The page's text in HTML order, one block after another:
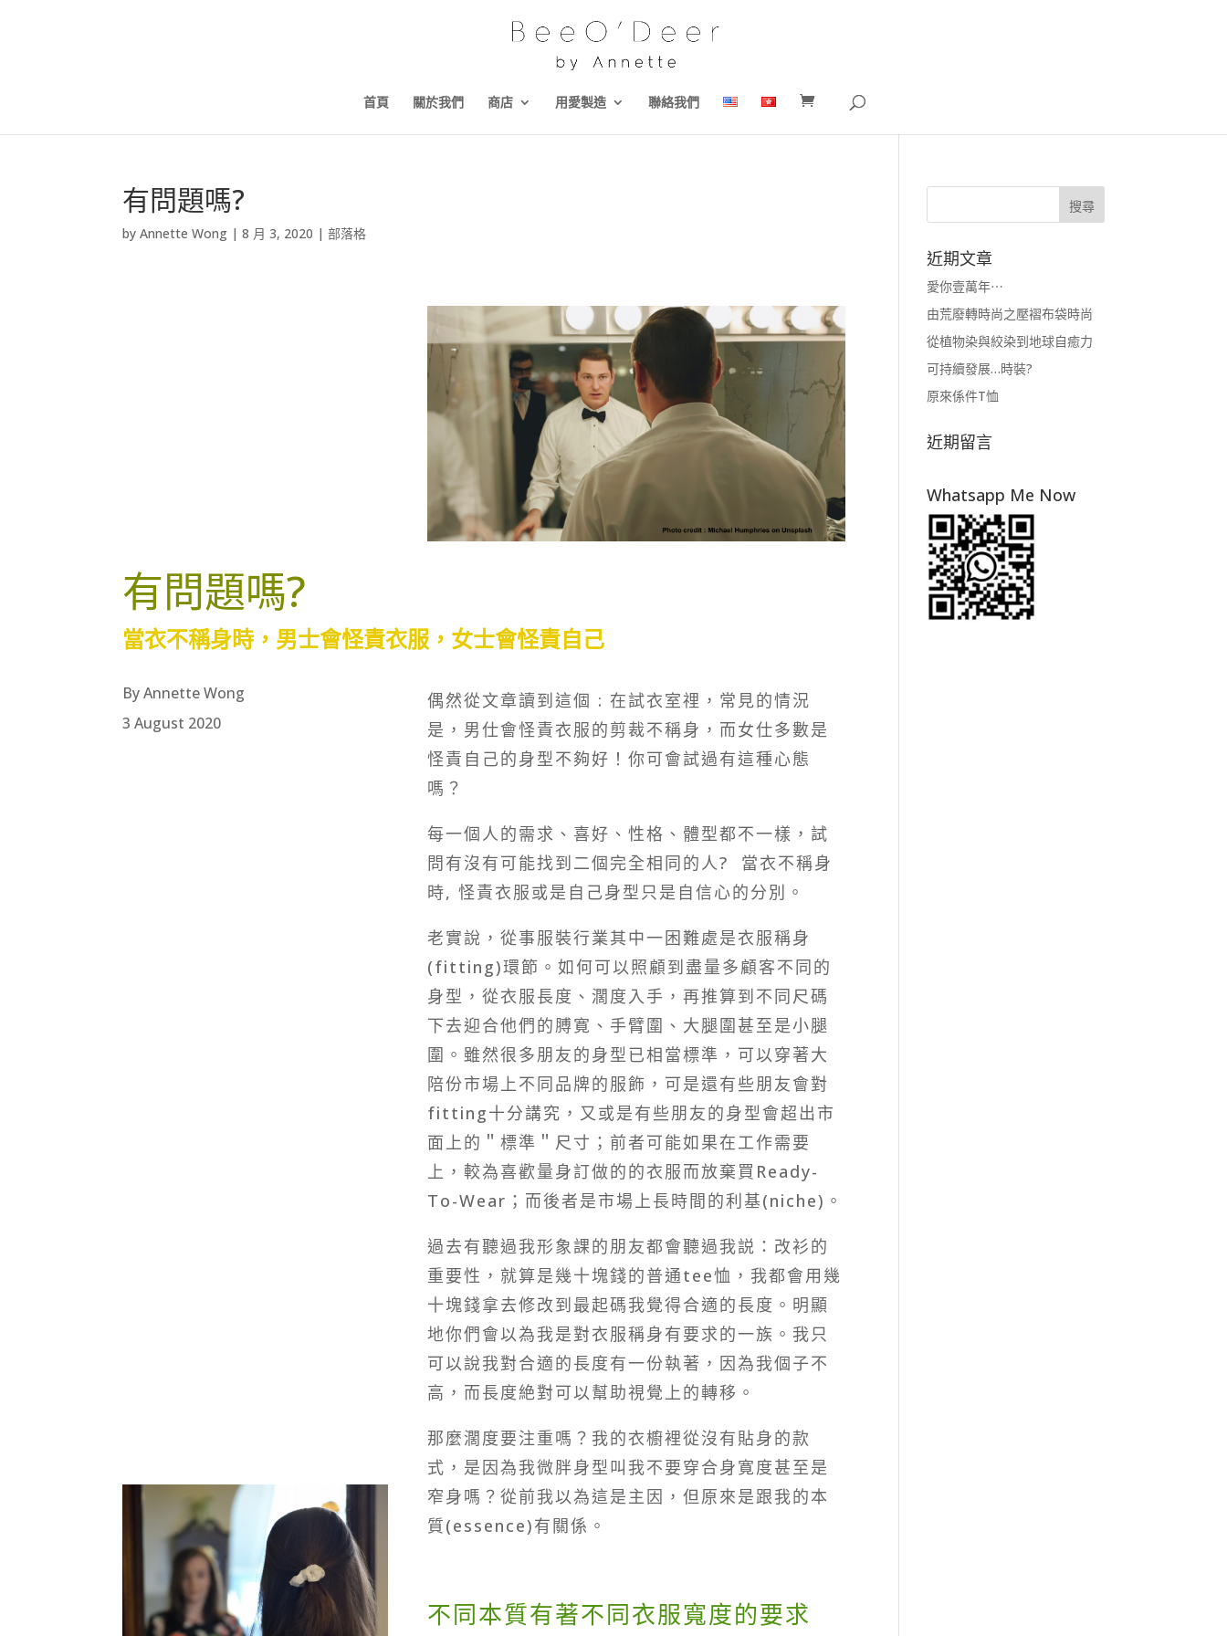
首頁 關於我們 商店 用愛製造 聯絡我們
有問題嗎?
byAnnette Wong |8 月 3, 2020 |部落格
有問題嗎?
當衣不稱身時，男士會怪責衣服，女士會怪責自己
By Annette Wong
3 August 2020
偶然從文章讀到這個 : 在試衣室𥚃，常見的情況
是，男仕會怪責衣服的剪裁不稱身，而女仕多數是
怪責自己的身型不夠好！你可會試過有這種心態
嗎？
每一個人的需求、喜好、性格、體型都不一樣，試
問有沒有可能找到二個完全相同的人?
當衣不稱身
時, 怪責衣服或是自己身型只是自信心的分別。
老實說，從事服裝行業其中一困難處是衣服稱身
(fitting)環節。如何可以照顧到盡量多顧客不同的
身型，從衣服長度、濶度入手，再推算到不同尺碼
下去迎合他們的膊寛、手臂圍、大腿圍甚至是小腿
圍。雖然很多朋友的身型已相當標準，可以穿著大
陪份市場上不同品牌的服飾，可是還有些朋友會對
fitting十分講究，又或是有些朋友的身型會超出市
面上的＂標準＂尺寸；前者可能如果在工作需要
上，較為喜歡量身訂做的的衣服而放棄買Ready-
To-Wear；而後者是市場上長時間的利基(niche)。
過去有聽過我形象課的朋友都會聽過我説：改衫的
重要性，就算是幾十塊錢的普通tee恤，我都會用幾
十塊錢拿去修改到最起碼我覺得合適的長度。明顯
地你們會以為我是對衣服稱身有要求的一族。我只
可以說我對合適的長度有一份執著，因為我個子不
高，而長度絶對可以幫助視覺上的轉移。
那麼濶度要注重嗎？我的衣櫥裡從沒有貼身的款
式，是因為我微胖身型叫我不要穿合身寛度甚至是
窄身嗎？從前我以為這是主因，但原來是跟我的本
質(essence)有關係。
不同本質有著不同衣服寬度的要求
近期文章
愛你壹萬年⋯
由荒廢轉時尚之壓褶布袋時尚
從植物染與絞染到地球自癒力
可持續發展…時裝?
原來係件T恤
近期留言
Whatsapp Me Now